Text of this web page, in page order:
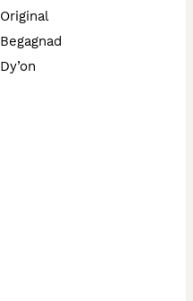
Original
Begagnad
Dy’on